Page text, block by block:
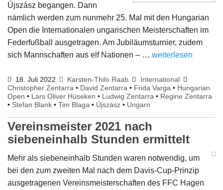
Újszász begangen. Dann
nämlich werden zum nunmehr 25. Mal mit den Hungarian
Open die Internationalen ungarischen Meisterschaften im
Federfußball ausgetragen. Am Jubiläumsturnier, zudem
sich Mannschaften aus elf Nationen – … weiterlesen
18. Juli 2022 Karsten-Thilo Raab
International
Christopher Zentarra • David Zentarra • Frida Varga • Hungarian
Open • Lars Oliver Hüseken • Ludwig Zentarra • Regine Zentarra
• Stefan Blank • Tim Blaga • Újszász • Ungarn
Vereinsmeister 2021 nach
siebeneinhalb Stunden ermittelt
Mehr als siebeneinhalb Stunden waren notwendig, um
bei den zum zweiten Mal nach dem Davis-Cup-Prinzip
ausgetragenen Vereinsmeisterschaften des FFC Hagen